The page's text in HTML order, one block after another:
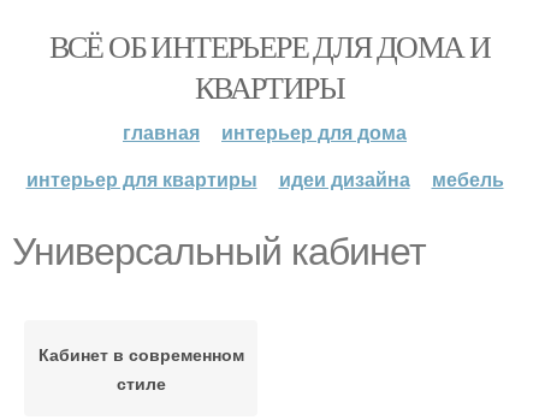
ВСЁ ОБ ИНТЕРЬЕРЕ ДЛЯ ДОМА И
КВАРТИРЫ
главная
интерьер для дома
интерьер для квартиры
идеи дизайна мебель
Универсальный кабинет
Кабинет в современном
стиле